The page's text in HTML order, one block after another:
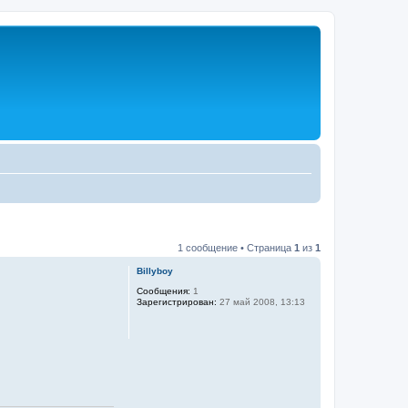
1 сообщение • Страница 1 из 1
Billyboy
Сообщения: 1
Зарегистрирован: 27 май 2008, 13:13